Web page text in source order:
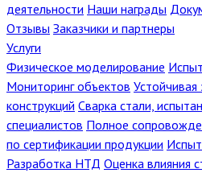
деятельности Наши награды
Отзывы Заказчики и партнеры
Услуги
Физическое моделирование
Мониторинг объектов
конструкций Сварка стали,
специалистов Полное
по сертификации продукции
Разработка НТД Оценка влияния